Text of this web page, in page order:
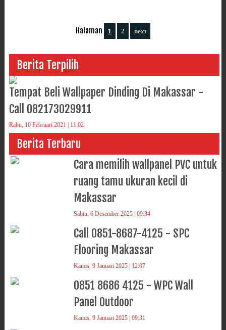
Halaman 1 2 next
Berita Terpilih
Tempat Beli Wallpaper Dinding Di Makassar -
Call 082173029911
Rabu, 10 Februari 2021 | 11:02
Berita Terbaru
Cara memilih wallpanel PVC untuk
ruang tamu ukuran kecil di
Makassar
Sabtu, 6 Desember 2025 | 09:34
Call 0851-8687-4125 - SPC
Flooring Makassar
Kamis, 9 Januari 2025 | 12:07
0851 8686 4125 - WPC Wall
Panel Outdoor
Kamis, 9 Januari 2025 | 09:31